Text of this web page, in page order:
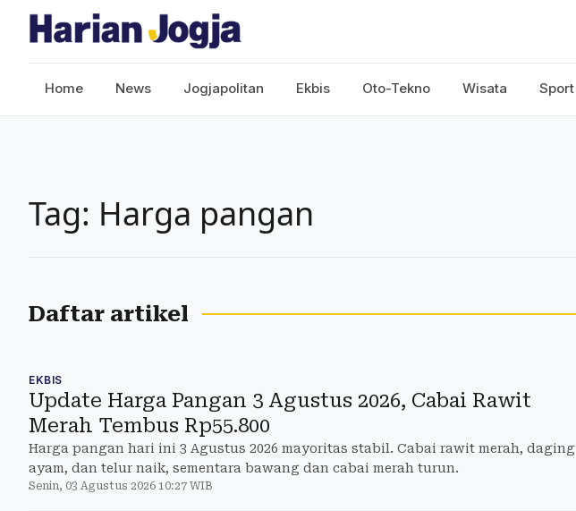
Home News Jogjapolitan Ekbis Oto-Tekno Wisata Sport
Tag: Harga pangan
Daftar artikel
EKBIS
Update Harga Pangan 3 Agustus 2026, Cabai Rawit
Merah Tembus Rp55.800
Harga pangan hari ini 3 Agustus 2026 mayoritas stabil. Cabai rawit merah, daging
ayam, dan telur naik, sementara bawang dan cabai merah turun.
Senin, 03 Agustus 2026 10:27 WIB